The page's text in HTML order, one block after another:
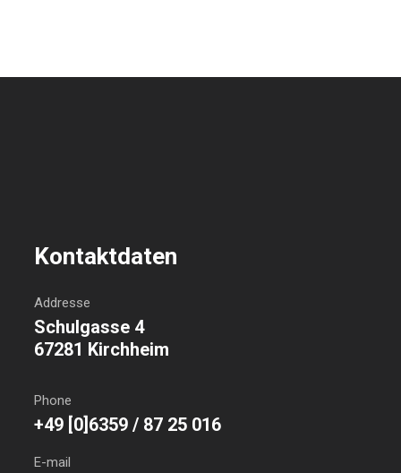
Kontaktdaten
Addresse
Schulgasse 4
67281 Kirchheim
Phone
+49 [0]6359 / 87 25 016
E-mail